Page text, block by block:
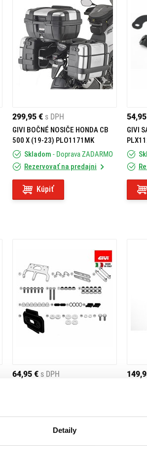
Detaily
299,95 € s DPH
GIVI BOČNÉ NOSIČE HONDA CB
500 X (19-23) PLO1171MK
Skladom - Doprava ZADARMO
Rezervovať na predajni
Kúpiť
GIVI
500 X
64,95 € s DPH
Kúpiť